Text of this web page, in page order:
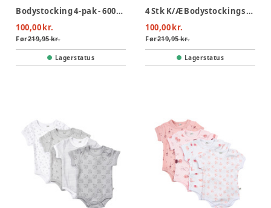
Bodystocking 4-pak - 600/Lilac
100,00 kr.
Før219,95 kr.
Lagerstatus
4 Stk K/Æ Bodystockings - Lyseblå 700
100,00 kr.
Før219,95 kr.
Lagerstatus